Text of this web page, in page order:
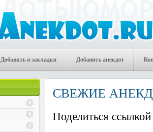
Добавить в закладки Добавить анекдот
СВЕЖИЕ
Поделиться ссылкой